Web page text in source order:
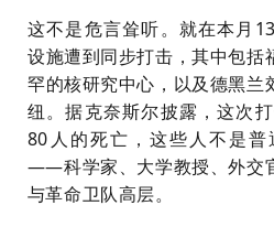
这不是危言耸听。就在本月
设施遭到同步打击，其中包括
罕的核研究中心，以及德黑兰
纽。据克奈斯尔披露，这次
80人的死亡，这些人不是
——科学家、大学教授、外交
与革命卫队高层。